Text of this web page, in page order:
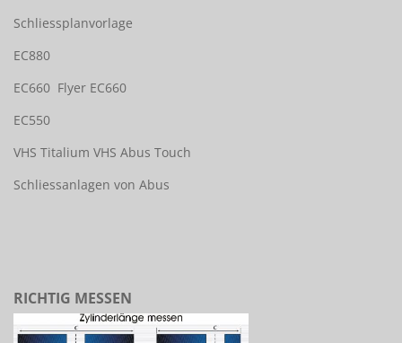
Schliessplanvorlage
EC880
EC660 Flyer EC660
EC550
VHS Titalium VHS Abus Touch
Schliessanlagen von Abus
RICHTIG MESSEN